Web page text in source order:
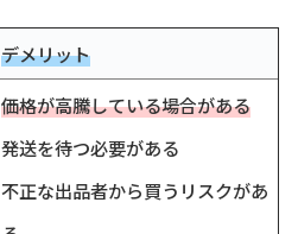
デメリット
価格が高騰している場合がある
発送を待つ必要がある
不正な出品者から買うリスクがあ